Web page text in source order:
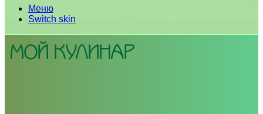
Меню
Switch skin